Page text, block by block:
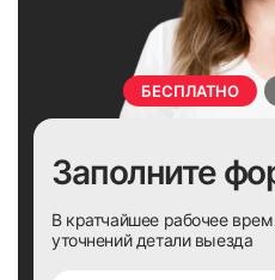
БЕСПЛАТНО
Заполните
В кратчайшее рабочее
уточнений детали выезда